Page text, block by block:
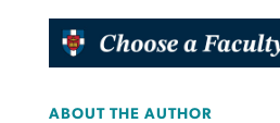
ABOUT THE AUTHOR